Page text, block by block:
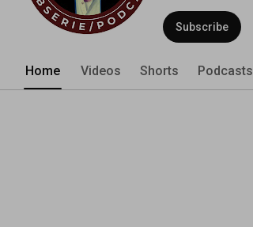
Subscribe
Home Videos Shorts Podcasts